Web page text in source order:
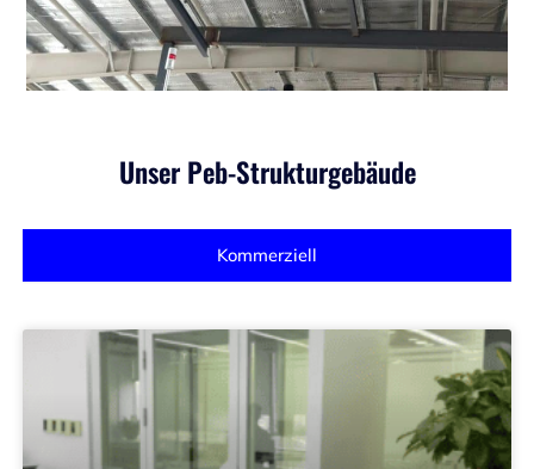
Unser Peb-Strukturgebäude
Kommerziell